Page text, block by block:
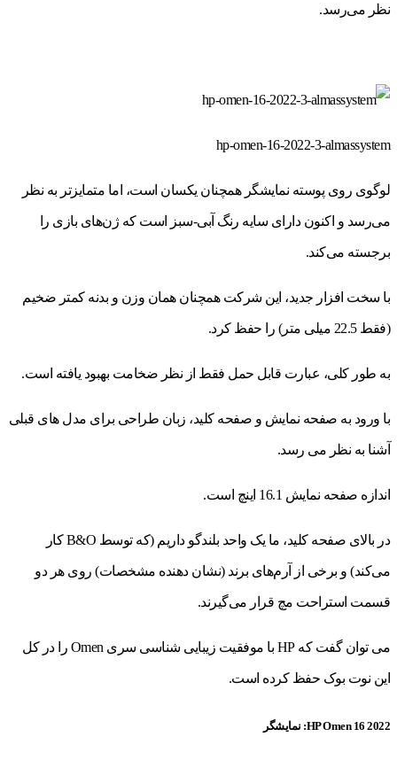
نظر می‌رسد.
hp-omen-16-2022-3-almassystem
لوگوی روی پوسته نمایشگر همچنان یکسان است، اما متمایزتر به نظر
می‌رسد و اکنون دارای سایه رنگ آبی-سبز است که ژن‌های بازی را
برجسته می‌کند.
با سخت افزار جدید، این شرکت همچنان همان وزن و بدنه کمتر ضخیم
(فقط 22.5 میلی متر) را حفظ کرد.
به طور کلی، عبارت قابل حمل فقط از نظر ضخامت بهبود یافته است.
با ورود به صفحه نمایش و صفحه کلید، زبان طراحی برای مدل های قبلی
آشنا به نظر می رسد.
اندازه صفحه نمایش 16.1 اینچ است.
در بالای صفحه کلید، ما یک واحد بلندگو داریم (که توسط B&O کار
می‌کند) و برخی از آرم‌های برند (نشان دهنده مشخصات) روی هر دو
قسمت استراحت مچ قرار می‌گیرند.
می توان گفت که HP با موفقیت زیبایی شناسی سری Omen را در کل
این نوت بوک حفظ کرده است.
HP Omen 16 2022: نمایشگر